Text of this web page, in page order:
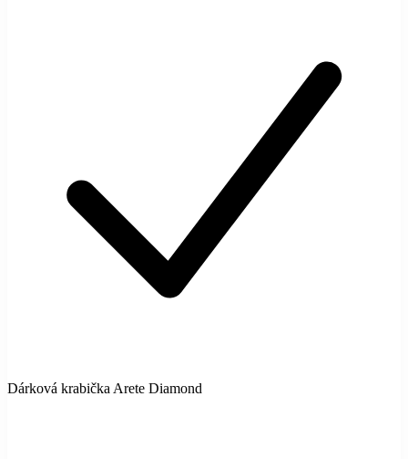
Dárková krabička Arete Diamond